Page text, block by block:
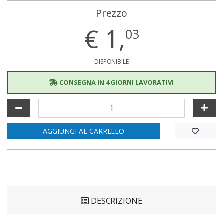
Prezzo
€ 1,03
DISPONIBILE
CONSEGNA IN 4 GIORNI LAVORATIVI
AGGIUNGI AL CARRELLO
DESCRIZIONE